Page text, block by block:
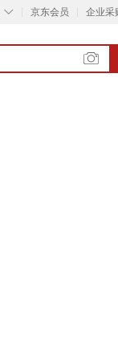
◇ 京东会员 企业采